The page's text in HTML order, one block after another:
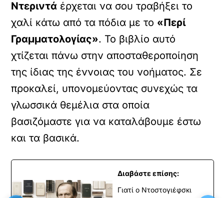
Ντεριντά έρχεται να σου τραβήξει το
χαλί κάτω από τα πόδια με το «Περί
Γραμματολογίας». Το βιβλίο αυτό
χτίζεται πάνω στην αποσταθεροποίηση
της ίδιας της έννοιας του νοήματος. Σε
προκαλεί, υπονομεύοντας συνεχώς τα
γλωσσικά θεμέλια στα οποία
βασιζόμαστε για να καταλάβουμε έστω
και τα βασικά.
Διαβάστε επίσης:
Γιατί ο Ντοστογιέφσκι